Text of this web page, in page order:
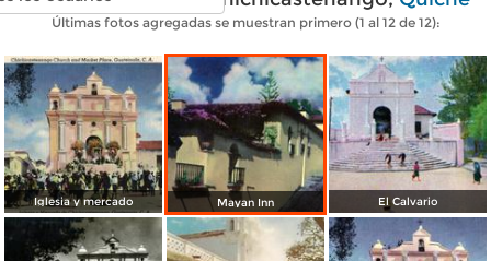
Últimas fotos agregadas se muestran primero (1 al 12 de 12):
Iglesia y mercado Mayan Inn El Calvario